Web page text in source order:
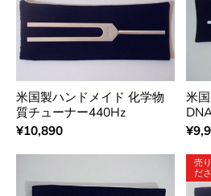
米国製ハンドメイド 化学物
質チューナー440Hz
¥10,890
米
売
だ